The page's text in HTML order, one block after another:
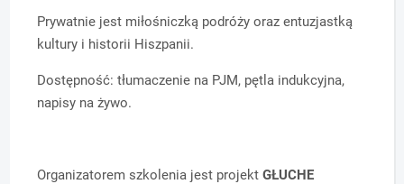
Prywatnie jest miłośniczką podróży oraz entuzjastką
kultury i historii Hiszpanii.
Dostępność: tłumaczenie na PJM, pętla indukcyjna,
napisy na żywo.
Organizatorem szkolenia jest projektGŁUCHE